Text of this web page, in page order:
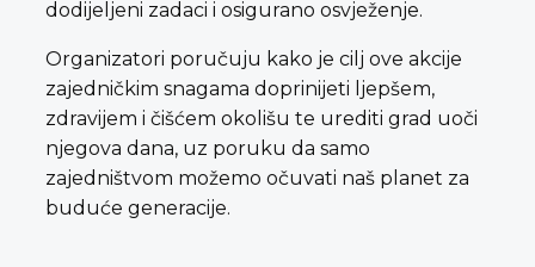
dodijeljeni zadaci i osigurano osvježenje.
Organizatori poručuju kako je cilj ove akcije
zajedničkim snagama doprinijeti ljepšem,
zdravijem i čišćem okolišu te urediti grad uoči
njegova dana, uz poruku da samo
zajedništvom možemo očuvati naš planet za
buduće generacije.